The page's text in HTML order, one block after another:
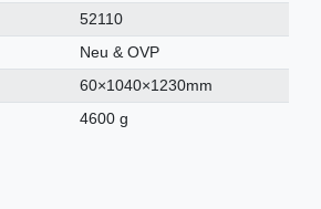
52110
Neu & OVP
60×1040×1230mm
4600 g